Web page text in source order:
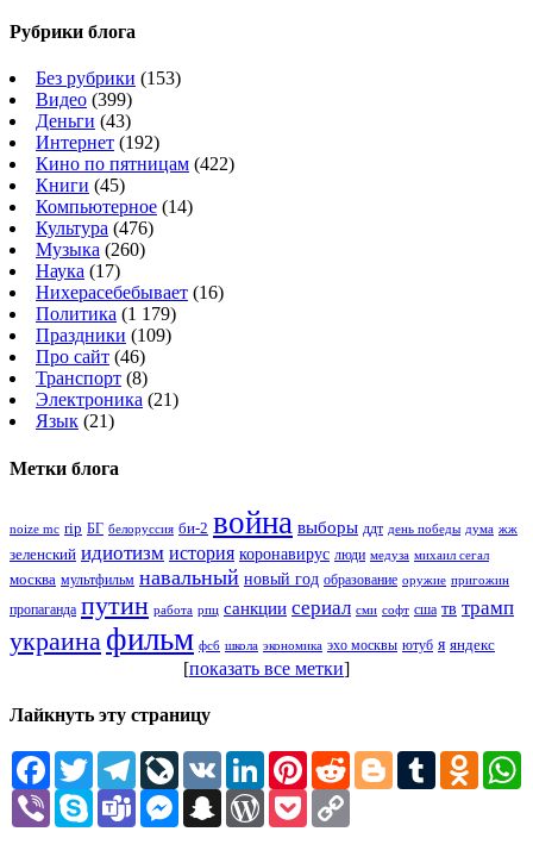
Рубрики блога
Без рубрики (153)
Видео (399)
Деньги (43)
Интернет (192)
Кино по пятницам (422)
Книги (45)
Компьютерное (14)
Культура (476)
Музыка (260)
Наука (17)
Нихерасебебывает (16)
Политика (1 179)
Праздники (109)
Про сайт (46)
Транспорт (8)
Электроника (21)
Язык (21)
Метки блога
noize mc rip БГ белоруссия би-2 война выборы ддт день победы дума жж
зеленский идиотизм история коронавирус люди медуза михаил сегал
москва мультфильм навальный новый год образование оружие пригожин
пропаганда путин работа рпц санкции сериал сми софт сша тв трамп
украина фильм фсб школа экономика эхо москвы ютуб я яндекс
[показать все метки]
Лайкнуть эту страницу
FacebookTwitterTelegramLiveJournal
VK LinkedInPinterestRedditBloggerTumblr
Viber Skype TeamsMessengerSnapchatWordPress
Pocket